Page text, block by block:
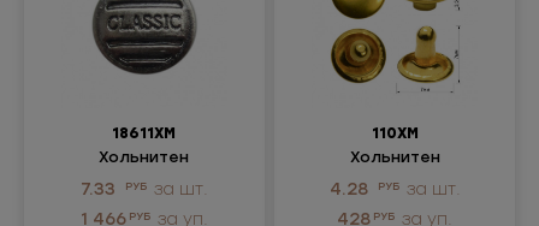
18611ХМ
Хольнитен
металлический
7.33 РУБ за шт.
1 466 РУБ за уп.
110ХМ
Хольнитен
металлический
4.28 РУБ за шт.
428 РУБ за уп.